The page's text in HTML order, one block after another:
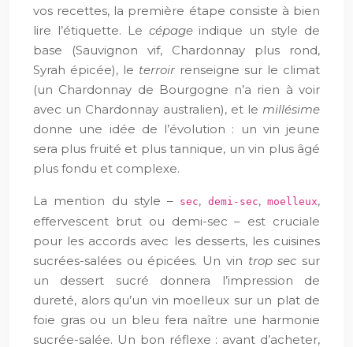
vos recettes, la première étape consiste à bien
lire l’étiquette. Le cépageindique un style de
base (Sauvignon vif, Chardonnay plus rond,
Syrah épicée), le terroir renseigne sur le climat
(un Chardonnay de Bourgogne n’a rien à voir
avec un Chardonnay australien), et le millésime
donne une idée de l’évolution : un vin jeune
sera plus fruité et plus tannique, un vin plus âgé
plus fondu et complexe.
La mention du style – sec, demi-sec,moelleux,
effervescent brut ou demi-sec – est cruciale
pour les accords avec les desserts, les cuisines
sucrées-salées ou épicées. Un vin trop sec sur
un dessert sucré donnera l’impression de
dureté, alors qu’un vin moelleux sur un plat de
foie gras ou un bleu fera naître une harmonie
sucrée-salée. Un bon réflexe : avant d’acheter,